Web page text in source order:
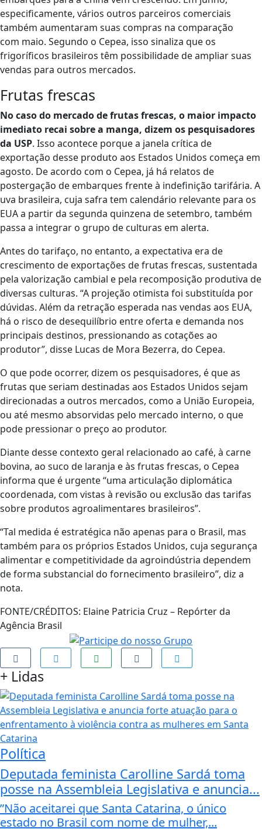
especificamente, vários outros parceiros comerciais
também aumentaram suas compras na comparação
com maio. Segundo o Cepea, isso sinaliza que os
frigoríficos brasileiros têm possibilidade de ampliar suas
vendas para outros mercados.
Frutas frescas
No caso do mercado de frutas frescas, o maior impacto
imediato recai sobre a manga, dizem os pesquisadores
da USP. Isso acontece porque a janela crítica de
exportação desse produto aos Estados Unidos começa em
agosto. De acordo com o Cepea, já há relatos de
postergação de embarques frente à indefinição tarifária. A
uva brasileira, cuja safra tem calendário relevante para os
EUA a partir da segunda quinzena de setembro, também
passa a integrar o grupo de culturas em alerta.
Antes do tarifaço, no entanto, a expectativa era de
crescimento de exportações de frutas frescas, sustentada
pela valorização cambial e pela recomposição produtiva de
diversas culturas. “A projeção otimista foi substituída por
dúvidas. Além da retração esperada nas vendas aos EUA,
há o risco de desequilíbrio entre oferta e demanda nos
principais destinos, pressionando as cotações ao
produtor”, disse Lucas de Mora Bezerra, do Cepea.
O que pode ocorrer, dizem os pesquisadores, é que as
frutas que seriam destinadas aos Estados Unidos sejam
direcionadas a outros mercados, como a União Europeia,
ou até mesmo absorvidas pelo mercado interno, o que
pode pressionar o preço ao produtor.
Diante desse contexto geral relacionado ao café, à carne
bovina, ao suco de laranja e às frutas frescas, o Cepea
informa que é urgente “uma articulação diplomática
coordenada, com vistas à revisão ou exclusão das tarifas
sobre produtos agroalimentares brasileiros”.
“Tal medida é estratégica não apenas para o Brasil, mas
também para os próprios Estados Unidos, cuja segurança
alimentar e competitividade da agroindústria dependem
de forma substancial do fornecimento brasileiro”, diz a
nota.
FONTE/CRÉDITOS: Elaine Patricia Cruz – Repórter da
Agência Brasil
+ Lidas
Política
Deputada feminista Carolline Sardá toma
posse na Assembleia Legislativa e anuncia...
”Não aceitarei que Santa Catarina, o único
estado no Brasil com nome de mulher,...